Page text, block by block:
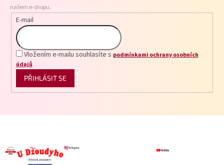
našem e-shopu.
E-mail
Vložením e-mailu souhlasíte s podmínkami ochrany osobních
údajů
PŘIHLÁSIT SE